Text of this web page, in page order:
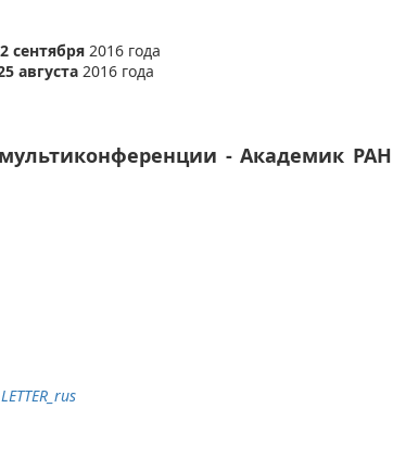
сентября 2016 года
августа 2016 года
- Академик РАН
LETTER rus